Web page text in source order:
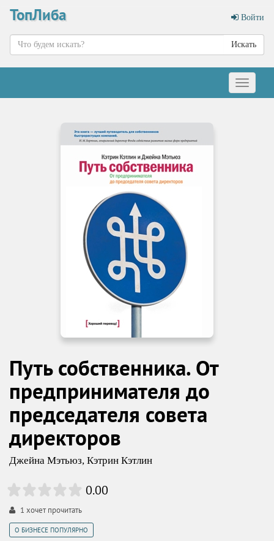
ТопЛиба Войти
Искать
Меню
Путь собственника. От
предпринимателя до
председателя совета
директоров
Джейна Мэтьюз, Кэтрин Кэтлин
0.00
1 хочет прочитать
О БИЗНЕСЕ ПОПУЛЯРНО